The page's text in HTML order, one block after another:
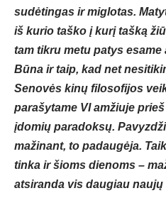
sudėtingas ir miglotas.
iš kurio taško į kurį tašką
tam tikru metu patys
Būna ir taip, kad net
Senovės kinų filosofijos
parašytame VI amžiuje
įdomių paradoksų.
mažinant, to padaugėja.
tinka ir šioms dienoms –
atsiranda vis daugiau